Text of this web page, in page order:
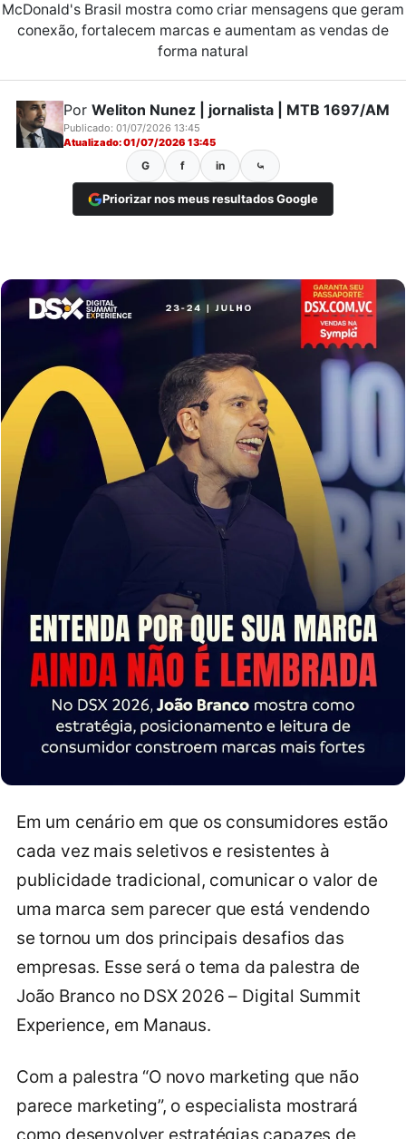
McDonald's Brasil mostra como criar mensagens que geram
conexão, fortalecem marcas e aumentam as vendas de
forma natural
Por Weliton Nunez | jornalista | MTB 1697/AM
Publicado: 01/07/2026 13:45
Atualizado: 01/07/2026 13:45
G f in ⤿
Priorizar nos meus resultados Google
Em um cenário em que os consumidores estão
cada vez mais seletivos e resistentes à
publicidade tradicional, comunicar o valor de
uma marca sem parecer que está vendendo
se tornou um dos principais desafios das
empresas. Esse será o tema da palestra de
João Branco no DSX 2026 – Digital Summit
Experience, em Manaus.
Com a palestra “O novo marketing que não
parece marketing”, o especialista mostrará
como desenvolver estratégias capazes de